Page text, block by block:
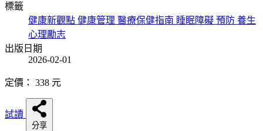
標籤
健康新觀點 健康管理 醫療保健指南 睡眠障礙 預防 養生
心理勵志
出版日期
2026-02-01
定價： 338 元
試讀
分享